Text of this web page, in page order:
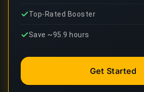
Top-Rated Booster
Save ~95.9 hours
Get Started